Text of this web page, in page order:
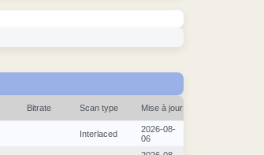
Bitrate Scan type Mise à jour
Interlaced
2026-08-
06